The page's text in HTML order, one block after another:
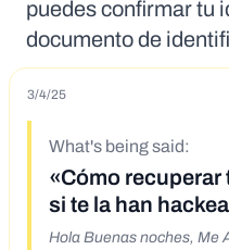
puedes confirmar tu
documento de
3/4/25
What's being said:
«Cómo recuperar
si te la han
Hola Buenas noches, Me